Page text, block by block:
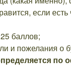
если
баллов;
пожелания о